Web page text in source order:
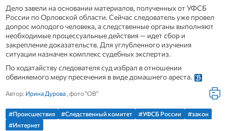
Дело завели на основании материалов, полученных от УФСБ
России по Орловской области. Сейчас следователь уже провел
допрос молодого человека, а следственные органы выполняют
необходимые процессуальные действия — идет сбор и
закрепление доказательств. Для углубленного изучения
ситуации назначен комплекс судебных экспертиз.
По ходатайству следователя суд избрал в отношении
обвиняемого меру пресечения в виде домашнего ареста.
Автор: Ирина Дурова, фото "ОВ"
#Происшествия #Следственный комитет #УФСБ России
#закон
#Интернет